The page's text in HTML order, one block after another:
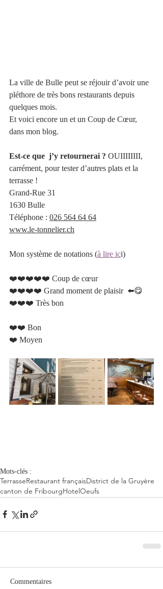
La ville de Bulle peut se réjouir d’avoir une
pléthore de très bons restaurants depuis
quelques mois.
Et voici encore un et un Coup de Cœur,
dans mon blog.
Est-ce que  j’y retournerai ? OUIIIIIIII,
carrément, pour tester d’autres plats et la
terrasse !
Grand-Rue 31
1630 Bulle
Téléphone : 026 564 64 64
www.le-tonnelier.ch
Mon système de notations (à lire ici)
❤️❤️❤️ Très bon
❤️ Moyen
Mots-clés :
TerrasseRestaurant françaisDistrict de la Gruyère
canton de FribourgHotelOeufs
Commentaires